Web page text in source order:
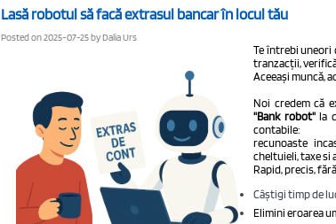
Lasă robotul să facă extrasul bancar în locul tău
Posted on 2025-07-25 by Dalia Urs
Te întrebi uneori
tranzacții,
Aceeași muncă,
Noi credem că
"Bank robot"la
contabile:
recunoaste
cheltuieli, taxe si
Rapid, precis,
Câștigi timp de
Elimini eroarea